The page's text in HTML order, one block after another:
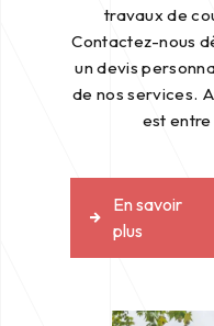
travaux de
Contactez-nous
un devis
de nos services.
est entre
En savoir
plus